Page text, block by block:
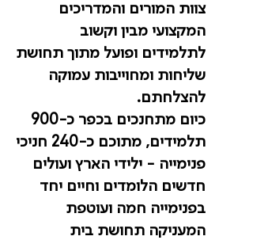
צוות המורים והמדריכים
המקצועי מבין וקשוב
לתלמידים ופועל מתוך תחושת
שליחות ומחוייבות עמוקה
להצלחתם.
כיום מתחנכים בכפר כ-900
תלמידים, מתוכם כ-240 חניכי
פנימייה - ילידי הארץ ועולים
חדשים הלומדים וחיים יחד
בפנימייה חמה ועוטפת
המעניקה תחושת בית